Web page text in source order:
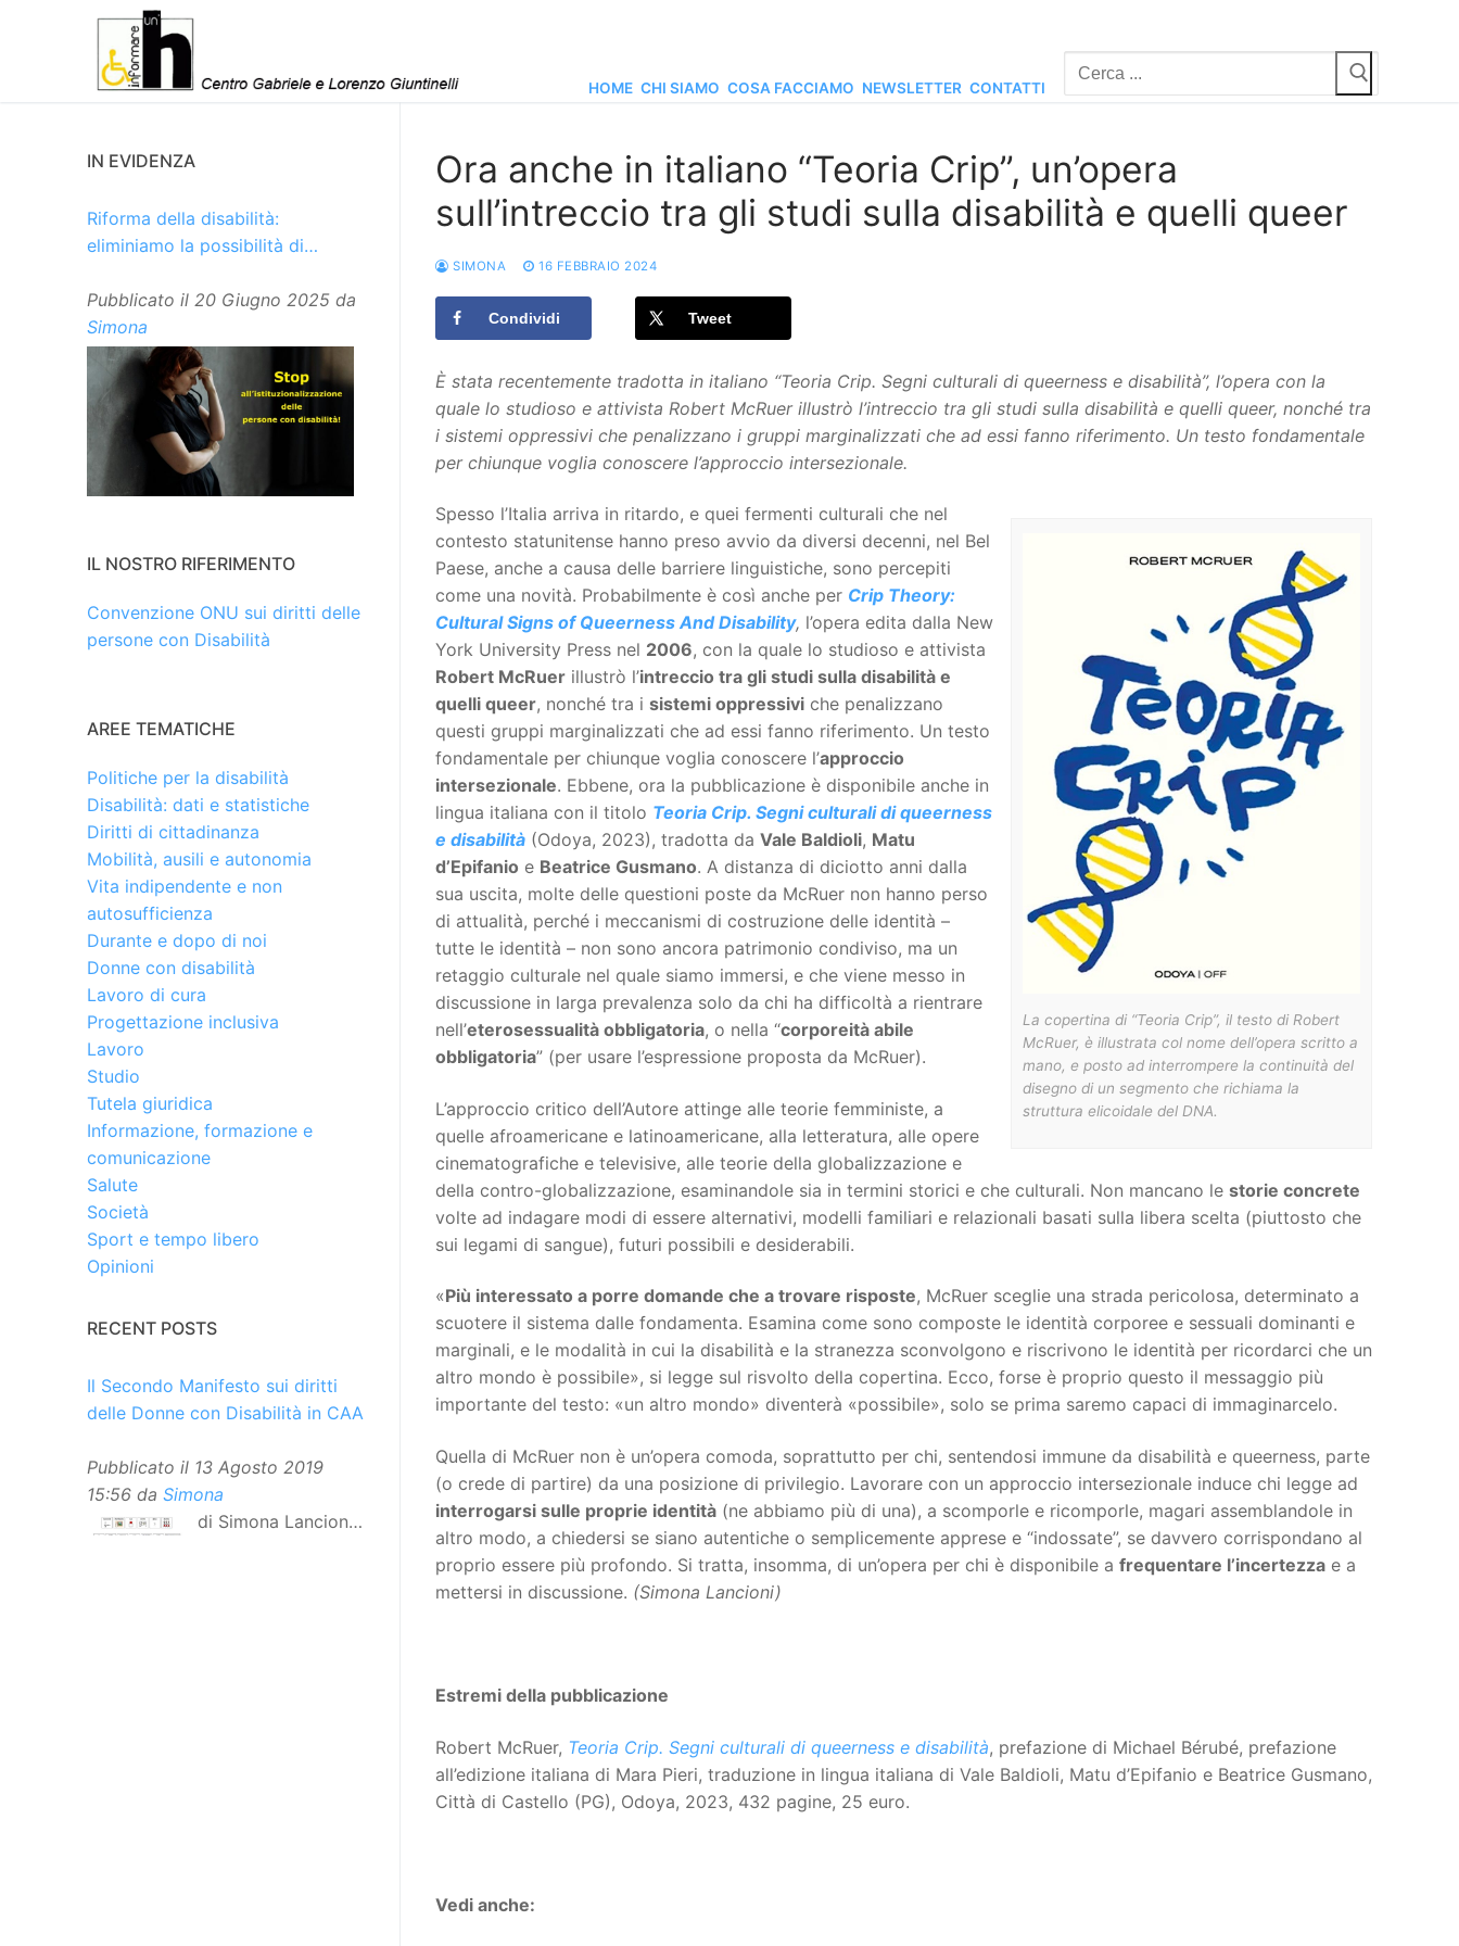
HOME CHI SIAMO COSA FACCIAMO NEWSLETTER CONTATTI
Cerca:
Ora anche in italiano “Teoria Crip”, un’opera
sull’intreccio tra gli studi sulla disabilità e quelli queer
SIMONA 16 FEBBRAIO 2024
Condividi Tweet
È stata recentemente tradotta in italiano “Teoria Crip. Segni culturali di queerness e disabilità”, l’opera con la
quale lo studioso e attivista Robert McRuer illustrò l’intreccio tra gli studi sulla disabilità e quelli queer, nonché tra
i sistemi oppressivi che penalizzano i gruppi marginalizzati che ad essi fanno riferimento. Un testo fondamentale
per chiunque voglia conoscere l’approccio intersezionale.
La copertina di “Teoria Crip”, il testo di Robert
McRuer, è illustrata col nome dell’opera scritto a
mano, e posto ad interrompere la continuità del
disegno di un segmento che richiama la
struttura elicoidale del DNA.
Spesso l’Italia arriva in ritardo, e quei fermenti culturali che nel
contesto statunitense hanno preso avvio da diversi decenni, nel Bel
Paese, anche a causa delle barriere linguistiche, sono percepiti
come una novità. Probabilmente è così anche per Crip Theory:
Cultural Signs of Queerness And Disability, l’opera edita dalla New
York University Press nel 2006, con la quale lo studioso e attivista
Robert McRuer illustrò l’intreccio tra gli studi sulla disabilità e
quelli queer, nonché tra i sistemi oppressivi che penalizzano
questi gruppi marginalizzati che ad essi fanno riferimento. Un testo
fondamentale per chiunque voglia conoscere l’approccio
intersezionale. Ebbene, ora la pubblicazione è disponibile anche in
lingua italiana con il titolo Teoria Crip. Segni culturali di queerness
e disabilità (Odoya, 2023), tradotta da Vale Baldioli, Matu
d’Epifanio e Beatrice Gusmano. A distanza di diciotto anni dalla
sua uscita, molte delle questioni poste da McRuer non hanno perso
di attualità, perché i meccanismi di costruzione delle identità –
tutte le identità – non sono ancora patrimonio condiviso, ma un
retaggio culturale nel quale siamo immersi, e che viene messo in
discussione in larga prevalenza solo da chi ha difficoltà a rientrare
nell’eterosessualità obbligatoria, o nella “corporeità abile
obbligatoria” (per usare l’espressione proposta da McRuer).
L’approccio critico dell’Autore attinge alle teorie femministe, a
quelle afroamericane e latinoamericane, alla letteratura, alle opere
cinematografiche e televisive, alle teorie della globalizzazione e
della contro-globalizzazione, esaminandole sia in termini storici e che culturali. Non mancano le storie concrete
volte ad indagare modi di essere alternativi, modelli familiari e relazionali basati sulla libera scelta (piuttosto che
sui legami di sangue), futuri possibili e desiderabili.
«Più interessato a porre domande che a trovare risposte, McRuer sceglie una strada pericolosa, determinato a
scuotere il sistema dalle fondamenta. Esamina come sono composte le identità corporee e sessuali dominanti e
marginali, e le modalità in cui la disabilità e la stranezza sconvolgono e riscrivono le identità per ricordarci che un
altro mondo è possibile», si legge sul risvolto della copertina. Ecco, forse è proprio questo il messaggio più
importante del testo: «un altro mondo» diventerà «possibile», solo se prima saremo capaci di immaginarcelo.
Quella di McRuer non è un’opera comoda, soprattutto per chi, sentendosi immune da disabilità e queerness, parte
(o crede di partire) da una posizione di privilegio. Lavorare con un approccio intersezionale induce chi legge ad
interrogarsi sulle proprie identità (ne abbiamo più di una), a scomporle e ricomporle, magari assemblandole in
altro modo, a chiedersi se siano autentiche o semplicemente apprese e “indossate”, se davvero corrispondano al
proprio essere più profondo. Si tratta, insomma, di un’opera per chi è disponibile a frequentare l’incertezza e a
mettersi in discussione. (Simona Lancioni)
Estremi della pubblicazione
Robert McRuer, Teoria Crip. Segni culturali di queerness e disabilità, prefazione di Michael Bérubé, prefazione
all’edizione italiana di Mara Pieri, traduzione in lingua italiana di Vale Baldioli, Matu d’Epifanio e Beatrice Gusmano,
Città di Castello (PG), Odoya, 2023, 432 pagine, 25 euro.
Vedi anche:
IN EVIDENZA
Riforma della disabilità:
eliminiamo la possibilità di
Pubblicato il 20 Giugno 2025 da
Simona
IL NOSTRO RIFERIMENTO
Convenzione ONU sui diritti delle
persone con Disabilità
AREE TEMATICHE
Politiche per la disabilità
Disabilità: dati e statistiche
Diritti di cittadinanza
Mobilità, ausili e autonomia
Vita indipendente e non
autosufficienza
Durante e dopo di noi
Donne con disabilità
Lavoro di cura
Progettazione inclusiva
Lavoro
Studio
Tutela giuridica
Informazione, formazione e
comunicazione
Salute
Società
Sport e tempo libero
Opinioni
RECENT POSTS
Il Secondo Manifesto sui diritti
delle Donne con Disabilità in CAA
Pubblicato il 13 Agosto 2019
15:56 da Simona
di Simona Lancioni,